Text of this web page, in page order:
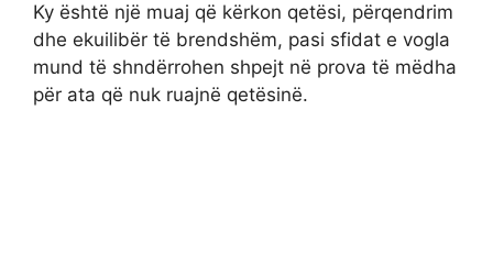
Ky është një muaj që kërkon qetësi, përqendrim
dhe ekuilibër të brendshëm, pasi sfidat e vogla
mund të shndërrohen shpejt në prova të mëdha
për ata që nuk ruajnë qetësinë.